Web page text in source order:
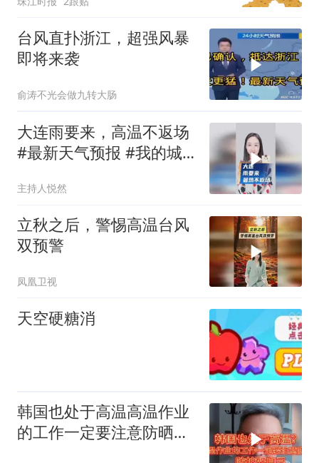
台风直扑浙江，超强风暴
即将来袭
俞涛不光会做九转大肠
大连雨要来，高温不返场
#最新天气预报 #我的城
主持人悦然
立秋之后，警惕高温台风
双预警
凤凰卫视
天空硬糖消
韩国也处于高温高温作业
的工作一定要注意防晒！